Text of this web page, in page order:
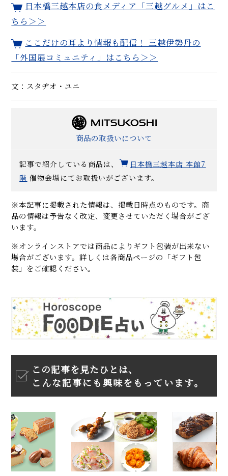
日本橋三越本店の食メディア「三越グルメ」はこ
ちら＞＞
ここだけの耳より情報も配信！ 三越伊勢丹の
「外国展コミュニティ」はこちら＞＞
文：スタヂオ・ユニ
商品の取扱いについて
記事で紹介している商品は、
日本橋三越本店 本館7
階 催物会場にてお取扱いがございます。
※本記事に掲載された情報は、掲載日時点のものです。商
品の情報は予告なく改定、変更させていただく場合がござ
います。
※オンラインストアでは商品によりギフト包装が出来ない
場合がございます。詳しくは各商品ページの「ギフト包
装」をご確認ください。
この記事を見たひとは、
こんな記事にも興味をもっています。